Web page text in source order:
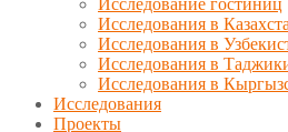
Исследование гостиниц
Исследования в
Исследования в
Исследования в
Исследования в
Исследования
Проекты